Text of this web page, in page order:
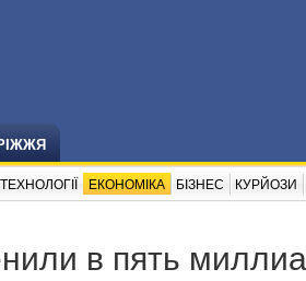
ТЕХНОЛОГІЇ ЕКОНОМІКА БІЗНЕС КУРЙОЗИ
в пять